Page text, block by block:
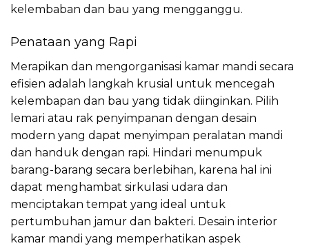
kelembaban dan bau yang mengganggu.
Penataan yang Rapi
Merapikan dan mengorganisasi kamar mandi secara
efisien adalah langkah krusial untuk mencegah
kelembapan dan bau yang tidak diinginkan. Pilih
lemari atau rak penyimpanan dengan desain
modern yang dapat menyimpan peralatan mandi
dan handuk dengan rapi. Hindari menumpuk
barang-barang secara berlebihan, karena hal ini
dapat menghambat sirkulasi udara dan
menciptakan tempat yang ideal untuk
pertumbuhan jamur dan bakteri. Desain interior
kamar mandi yang memperhatikan aspek